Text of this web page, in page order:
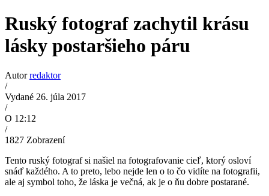
Ruský fotograf zachytil krásu
lásky postaršieho páru
Autorredaktor
/
Vydané 26. júla 2017
/
O 12:12
/
1827 Zobrazení
Tento ruský fotograf si našiel na fotografovanie cieľ, ktorý osloví
snáď každého. A to preto, lebo nejde len o to čo vidíte na fotografii,
ale aj symbol toho, že láska je večná, ak je o ňu dobre postarané.